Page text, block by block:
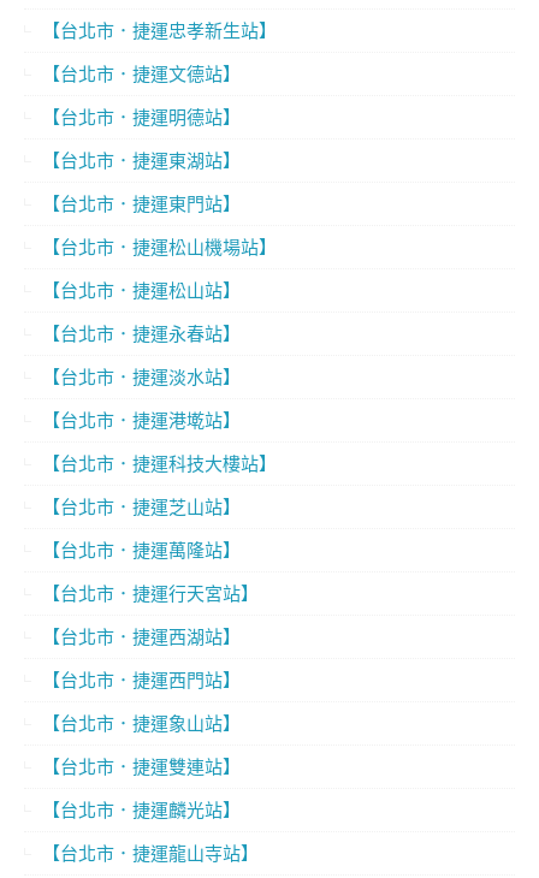
【台北市．捷運忠孝新生站】
【台北市．捷運文德站】
【台北市．捷運明德站】
【台北市．捷運東湖站】
【台北市．捷運東門站】
【台北市．捷運松山機場站】
【台北市．捷運松山站】
【台北市．捷運永春站】
【台北市．捷運淡水站】
【台北市．捷運港墘站】
【台北市．捷運科技大樓站】
【台北市．捷運芝山站】
【台北市．捷運萬隆站】
【台北市．捷運行天宮站】
【台北市．捷運西湖站】
【台北市．捷運西門站】
【台北市．捷運象山站】
【台北市．捷運雙連站】
【台北市．捷運麟光站】
【台北市．捷運龍山寺站】